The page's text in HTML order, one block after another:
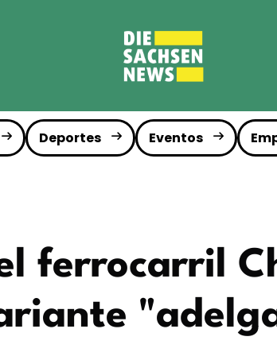
Deportes Eventos
ferrocarril